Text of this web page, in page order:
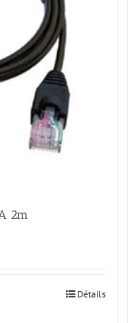
2m
Détails